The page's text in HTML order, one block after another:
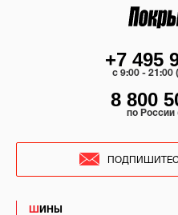
ШИНЫ
+7 495
c 9:00 - 21:00
8 800
по России